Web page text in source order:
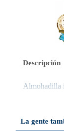
La gente
Descripción
Almohadilla